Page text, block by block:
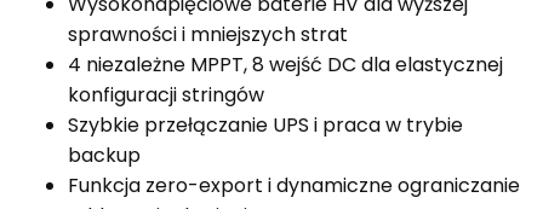
sprawności i mniejszych strat
4 niezależne MPPT, 8 wejść DC dla elastycznej
konfiguracji stringów
Szybkie przełączanie UPS i praca w trybie
backup
Funkcja zero-export i dynamiczne ograniczanie